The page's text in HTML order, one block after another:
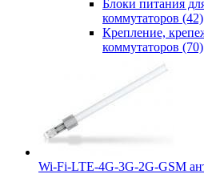
Блоки питания
коммутаторов (42)
Крепление,
коммутаторов (70)
Wi-Fi-LTE-4G-3G-2G-GSM